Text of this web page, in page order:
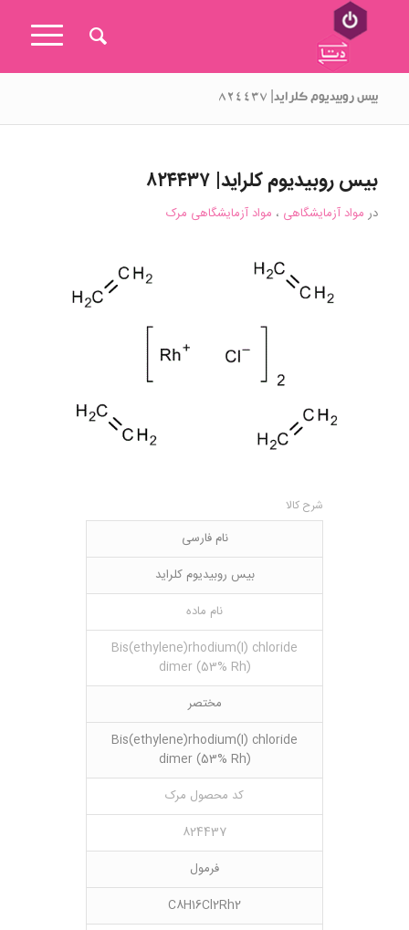
بیس روبیدیوم کلراید| ۸۲۴۴۳۷
بیس روبیدیوم کلراید| ۸۲۴۴۳۷
در مواد آزمایشگاهی ، مواد آزمایشگاهی مرک
شرح کالا
نام فارسی
بیس روبیدیوم کلراید
نام ماده
Bis(ethylene)rhodium(I) chloride
dimer (53% Rh)
مختصر
Bis(ethylene)rhodium(I) chloride
dimer (53% Rh)
کد محصول مرک
824437
فرمول
C8H16Cl2Rh2